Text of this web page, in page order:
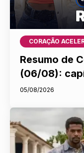
CORAÇÃO
Resumo de
(06/08):
05/08/2026